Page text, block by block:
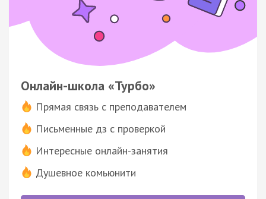
Онлайн-школа «Турбо»
Прямая связь с преподавателем
Письменные дз с проверкой
Интересные онлайн-занятия
Душевное комьюнити